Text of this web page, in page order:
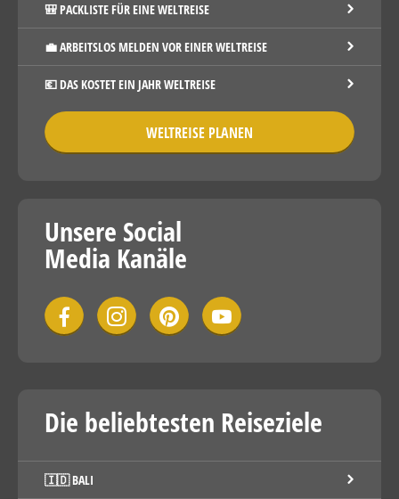
🎒 PACKLISTE FÜR EINE WELTREISE
💼 ARBEITSLOS MELDEN VOR EINER WELTREISE
💶 DAS KOSTET EIN JAHR WELTREISE
WELTREISE PLANEN
Unsere Social
Media Kanäle
Die beliebtesten Reiseziele
🇮🇩 BALI